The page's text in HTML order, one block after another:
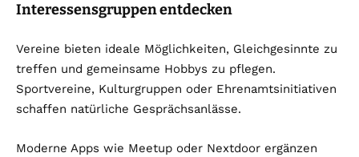
Interessensgruppen entdecken
Vereine bieten ideale Möglichkeiten, Gleichgesinnte zu
treffen und gemeinsame Hobbys zu pflegen.
Sportvereine, Kulturgruppen oder Ehrenamtsinitiativen
schaffen natürliche Gesprächsanlässe.
Moderne Apps wie Meetup oder Nextdoor ergänzen